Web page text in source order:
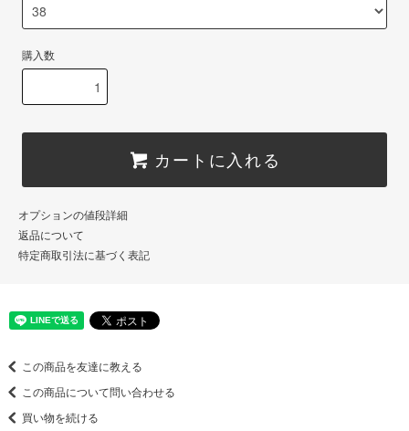
購入数
カートに入れる
オプションの値段詳細
返品について
特定商取引法に基づく表記
この商品を友達に教える
この商品について問い合わせる
買い物を続ける